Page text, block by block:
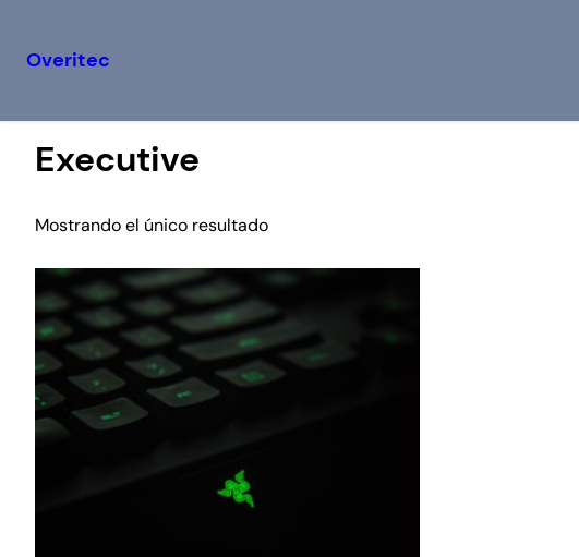
al
contenido
Overitec
Executive
Mostrando el único resultado